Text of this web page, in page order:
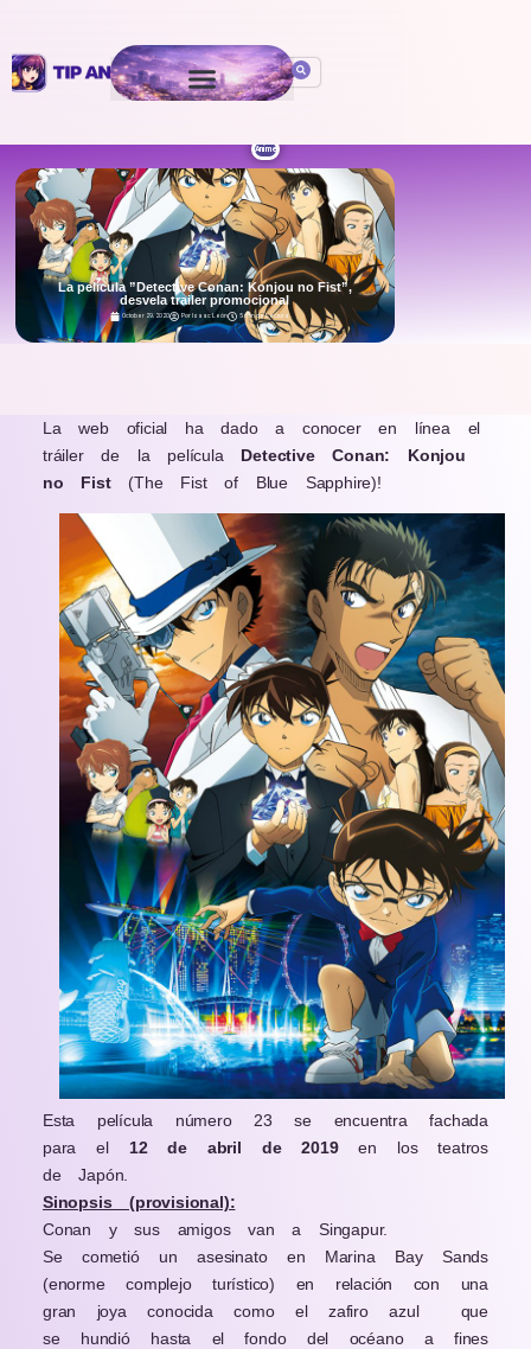
Anime
La película ”Detective Conan: Konjou no Fist”,
desvela trailer promocional
October 29, 2020 Por Isaac León 5 min de Lectura .
La web oficial ha dado a conocer en línea el
tráiler de la película
Detective Conan: Konjou
no Fist(The Fist of Blue Sapphire)!
Esta película número 23 se encuentra fachada
para el 12 de abril de 2019en los teatros
de Japón.
Sinopsis (provisional):
Conan y sus amigos van a Singapur.
Se cometió un asesinato en Marina Bay Sands
(enorme complejo turístico) en relación con una
gran joya conocida como el zafiro azul
que
se hundió hasta el fondo del océano a fines